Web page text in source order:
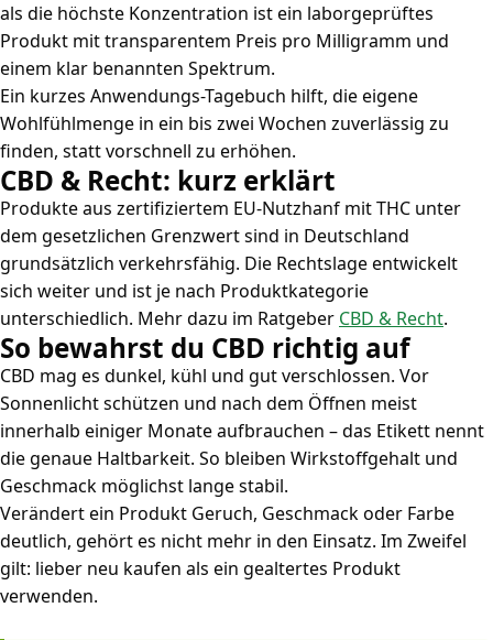
als die höchste Konzentration ist ein laborgeprüftes
Produkt mit transparentem Preis pro Milligramm und
einem klar benannten Spektrum.
Ein kurzes Anwendungs-Tagebuch hilft, die eigene
Wohlfühlmenge in ein bis zwei Wochen zuverlässig zu
finden, statt vorschnell zu erhöhen.
CBD & Recht: kurz erklärt
Produkte aus zertifiziertem EU-Nutzhanf mit THC unter
dem gesetzlichen Grenzwert sind in Deutschland
grundsätzlich verkehrsfähig. Die Rechtslage entwickelt
sich weiter und ist je nach Produktkategorie
unterschiedlich. Mehr dazu im Ratgeber CBD & Recht.
So bewahrst du CBD richtig auf
CBD mag es dunkel, kühl und gut verschlossen. Vor
Sonnenlicht schützen und nach dem Öffnen meist
innerhalb einiger Monate aufbrauchen – das Etikett nennt
die genaue Haltbarkeit. So bleiben Wirkstoffgehalt und
Geschmack möglichst lange stabil.
Verändert ein Produkt Geruch, Geschmack oder Farbe
deutlich, gehört es nicht mehr in den Einsatz. Im Zweifel
gilt: lieber neu kaufen als ein gealtertes Produkt
verwenden.